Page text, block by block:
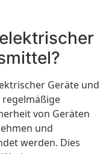
Geräte und
von Geräten
und
werden. Dies